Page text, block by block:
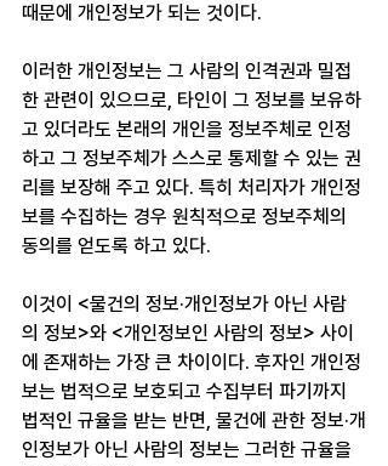
때문에 개인정보가 되는 것이다.
이러한 개인정보는 그 사람의 인격권과 밀접
한 관련이 있으므로, 타인이 그 정보를 보유하
고 있더라도 본래의 개인을 정보주체로 인정
하고 그 정보주체가 스스로 통제할 수 있는 권
리를 보장해 주고 있다. 특히 처리자가 개인정
보를 수집하는 경우 원칙적으로 정보주체의
동의를 얻도록 하고 있다.
이것이 <물건의 정보·개인정보가 아닌 사람
의 정보>와 <개인정보인 사람의 정보> 사이
에 존재하는 가장 큰 차이이다. 후자인 개인정
보는 법적으로 보호되고 수집부터 파기까지
법적인 규율을 받는 반면, 물건에 관한 정보·개
인정보가 아닌 사람의 정보는 그러한 규율을